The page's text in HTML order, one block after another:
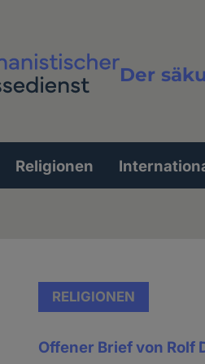
Der
Religionen
RELIGIONEN
Offener Brief von Rolf